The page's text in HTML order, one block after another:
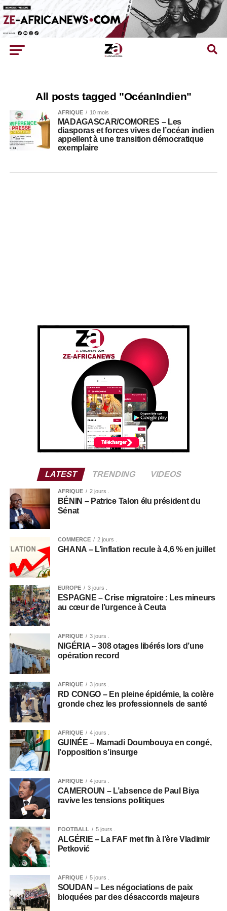
All posts tagged "OcéanIndien"
AFRIQUE 10 mois .
MADAGASCAR/COMORES – Les
diasporas et forces vives de l’océan indien
appellent à une transition démocratique
exemplaire
LATEST TRENDING VIDEOS
AFRIQUE 2 jours .
BÉNIN – Patrice Talon élu président du
Sénat
COMMERCE 2 jours .
GHANA – L’inflation recule à 4,6 % en juillet
EUROPE 3 jours .
ESPAGNE – Crise migratoire : Les mineurs
au cœur de l’urgence à Ceuta
AFRIQUE 3 jours .
NIGÉRIA – 308 otages libérés lors d’une
opération record
AFRIQUE 3 jours .
RD CONGO – En pleine épidémie, la colère
gronde chez les professionnels de santé
AFRIQUE 4 jours .
GUINÉE – Mamadi Doumbouya en congé,
l’opposition s’insurge
AFRIQUE 4 jours .
CAMEROUN – L’absence de Paul Biya
ravive les tensions politiques
FOOTBALL 5 jours .
ALGÉRIE – La FAF met fin à l’ère Vladimir
Petković
AFRIQUE 5 jours .
SOUDAN – Les négociations de paix
bloquées par des désaccords majeurs